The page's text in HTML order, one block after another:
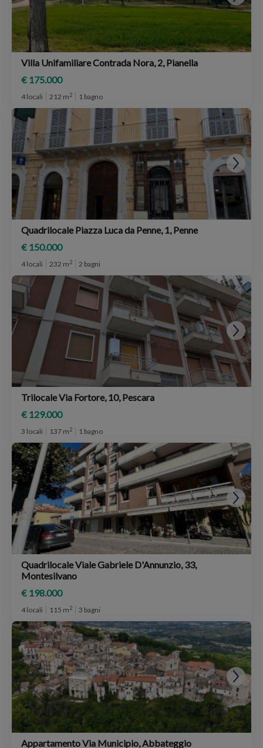
Villa Unifamiliare Contrada Nora, 2, Pianella
€ 175.000
4 locali 212 m2 1 bagno
Quadrilocale Piazza Luca da Penne, 1, Penne
€ 150.000
4 locali 232 m2 2 bagni
Trilocale Via Fortore, 10, Pescara
€ 129.000
3 locali 137 m2 1 bagno
Quadrilocale Viale Gabriele D'Annunzio, 33,
Montesilvano
€ 198.000
4 locali 115 m2 3 bagni
Appartamento Via Municipio, Abbateggio